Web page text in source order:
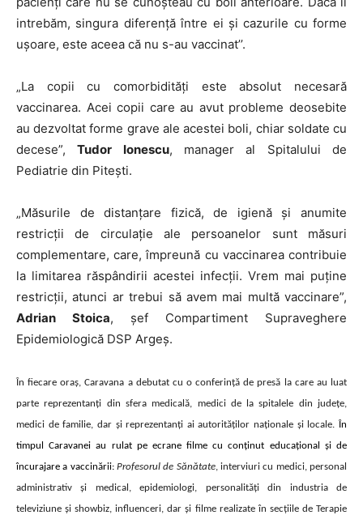
intrebăm, singura diferență între ei și cazurile cu forme
ușoare, este aceea că nu s-au vaccinat’’.
„La copii cu comorbidități este absolut necesară
vaccinarea. Acei copii care au avut probleme deosebite
au dezvoltat forme grave ale acestei boli, chiar soldate cu
decese”,Tudor Ionescu, manager al Spitalului de
Pediatrie din Pitești.
„Măsurile de distanțare fizică, de igienă și anumite
restricții de circulație ale persoanelor sunt măsuri
complementare, care, împreună cu vaccinarea contribuie
la limitarea răspândirii acestei infecții. Vrem mai puține
restricții, atunci ar trebui să avem mai multă vaccinare”,
Adrian Stoica, șef Compartiment Supraveghere
Epidemiologică DSP Argeș.
În fiecare oraș, Caravana a debutat cu o conferință de presă la care au luat
parte reprezentanți din sfera medicală, medici de la spitalele din județe,
medici de familie, dar și reprezentanți ai autorităților naționale și locale. În
timpul Caravanei au rulat pe ecrane filme cu conținut educațional și de
încurajare a vaccinării: Profesorul de Sănătate, interviuri cu medici, personal
administrativ și medical, epidemiologi, personalități din industria de
televiziune și showbiz, influenceri, dar și filme realizate în secțiile de Terapie